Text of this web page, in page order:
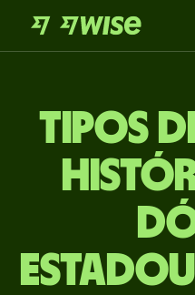
Tipos